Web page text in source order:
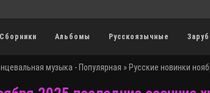
Сборники Альбомы Русскоязычные
музыка - Популярная » Русские новинки